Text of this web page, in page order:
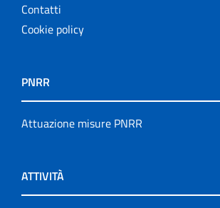
Contatti
Cookie policy
PNRR
Attuazione misure PNRR
ATTIVITÀ